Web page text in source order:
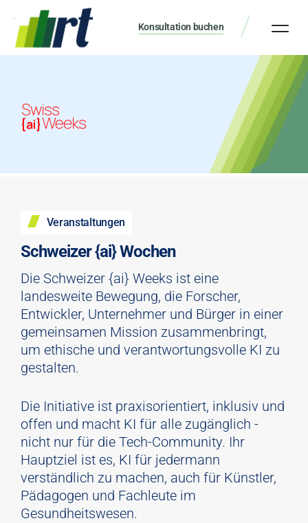
Konsultation buchen
Veranstaltungen
Schweizer {ai} Wochen
Die Schweizer {ai} Weeks ist eine
landesweite Bewegung, die Forscher,
Entwickler, Unternehmer und Bürger in einer
gemeinsamen Mission zusammenbringt,
um ethische und verantwortungsvolle KI zu
gestalten.
Die Initiative ist praxisorientiert, inklusiv und
offen und macht KI für alle zugänglich -
nicht nur für die Tech-Community. Ihr
Hauptziel ist es, KI für jedermann
verständlich zu machen, auch für Künstler,
Pädagogen und Fachleute im
Gesundheitswesen.